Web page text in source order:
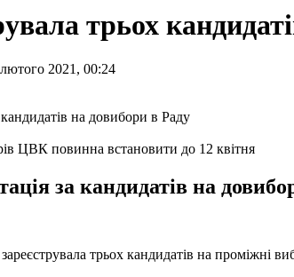
трьох
2021, 00:24
ЦВК повинна встановити до 12 квітня
за кандидатів на
трьох кандидатів на проміжні